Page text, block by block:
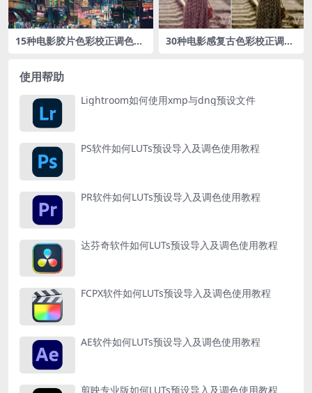
15种‌电影胶片色彩校正‌调色L
30种电影感复古色彩校正调色
使用帮助
Lightroom如何使用xmp与dng预设文件
PS软件如何LUTs预设导入及调色使用教程
PR软件如何LUTs预设导入及调色使用教程
达芬奇软件如何LUTs预设导入及调色使用教程
FCPX软件如何LUTs预设导入及调色使用教程
AE软件如何LUTs预设导入及调色使用教程
剪映专业版如何LUTs预设导入及调色使用教程